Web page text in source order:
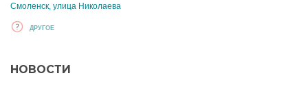
Смоленск, улица Николаева
ДРУГОЕ
НОВОСТИ